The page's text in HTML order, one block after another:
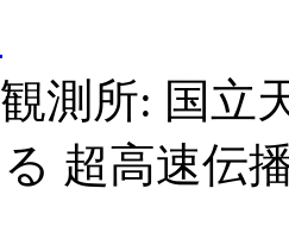
測所: 国立
超高速伝